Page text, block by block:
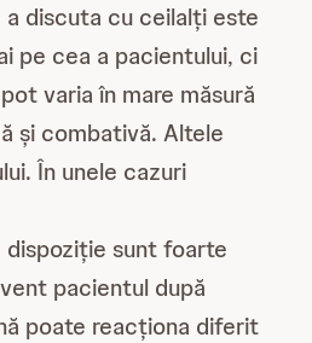
discuta cu ceilalți este
pe cea a pacientului, ci
varia în mare măsură
și combativă. Altele
În unele cazuri
dispoziție sunt foarte
pacientul după
poate reacționa diferit